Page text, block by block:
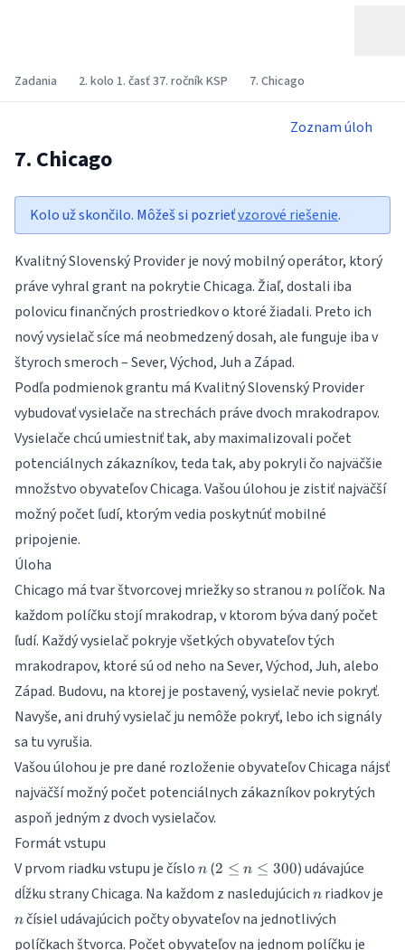
Zadania 2. kolo 1. časť 37. ročník KSP 7. Chicago
Zoznam úloh
7. Chicago
Kolo už skončilo. Môžeš si pozrieťvzorové riešenie.
Kvalitný Slovenský Provider je nový mobilný operátor, ktorý
práve vyhral grant na pokrytie Chicaga. Žiaľ, dostali iba
polovicu finančných prostriedkov o ktoré žiadali. Preto ich
nový vysielač síce má neobmedzený dosah, ale funguje iba v
štyroch smeroch – Sever, Východ, Juh a Západ.
Podľa podmienok grantu má Kvalitný Slovenský Provider
vybudovať vysielače na strechách práve dvoch mrakodrapov.
Vysielače chcú umiestniť tak, aby maximalizovali počet
potenciálnych zákazníkov, teda tak, aby pokryli čo najväčšie
množstvo obyvateľov Chicaga. Vašou úlohou je zistiť najväčší
možný počet ľudí, ktorým vedia poskytnúť mobilné
pripojenie.
Úloha
Chicago má tvar štvorcovej mriežky so stranou n
n políčok. Na
každom políčku stojí mrakodrap, v ktorom býva daný počet
ľudí. Každý vysielač pokryje všetkých obyvateľov tých
mrakodrapov, ktoré sú od neho na Sever, Východ, Juh, alebo
Západ. Budovu, na ktorej je postavený, vysielač nevie pokryť.
Navyše, ani druhý vysielač ju nemôže pokryť, lebo ich signály
sa tu vyrušia.
Vašou úlohou je pre dané rozloženie obyvateľov Chicaga nájsť
najväčší možný počet potenciálnych zákazníkov pokrytých
aspoň jedným z dvoch vysielačov.
Formát vstupu
V prvom riadku vstupu je číslo n
n (2\leq
300
2 ≤ n ≤ 300) udávajúce
dĺžku strany Chicaga. Na každom z nasledujúcich n
n riadkov je
nčísiel udávajúcich počty obyvateľov na jednotlivých
políčkach štvorca. Počet obyvateľov na jednom políčku je